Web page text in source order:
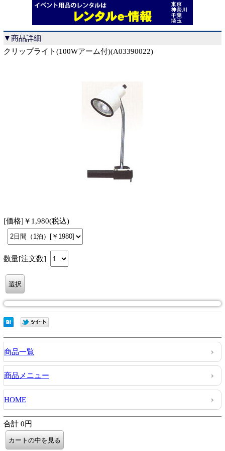
▼商品詳細
クリップライト(100Wアーム付)(A03390022)
[価格]￥1,980(税込)
数量[注文数]
商品一覧
商品メニュー
HOME
合計 0円